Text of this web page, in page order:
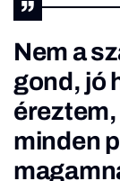
Nem a
gond, jó
minden